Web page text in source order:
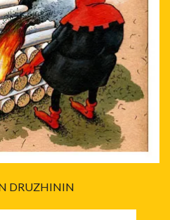
DRUZHININ